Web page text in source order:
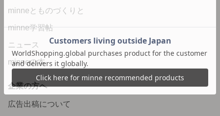
minneとものづくりと
minne学習帖
ニュース
minneの本
企業の方へ
広告出稿について